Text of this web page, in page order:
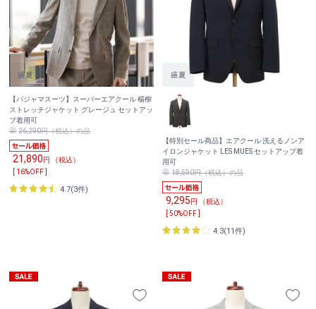
【パジャマスーツ】スーパーエアクール 楊柳
ストレッチジャケット グレージュ セットアッ
プ着用可
26,290円（税込）の品
21,890円 （税込）
[ 16%OFF ]
4.7(3件)
【特別セール商品】エアクール 洗えるノンア
イロンジャケット LES MUES セットアップ着
用可
18,590円（税込）の品
9,295円 （税込）
[ 50%OFF ]
4.3(11件)